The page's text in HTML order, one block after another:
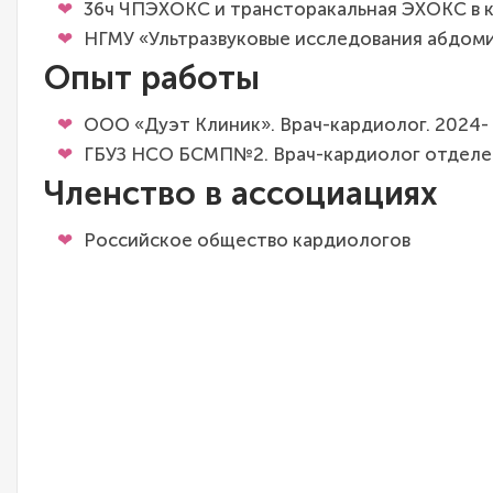
36ч ЧПЭХОКС и трансторакальная ЭХОКС в
НГМУ «Ультразвуковые исследования
Опыт работы
ООО «Дуэт Клиник». Врач-кардиолог. 2024-
ГБУЗ НСО БСМП№2. Врач-кардиолог
Членство в ассоциациях
Российское общество кардиологов